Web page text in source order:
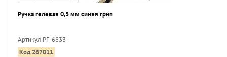
Ручка гелевая 0,5 мм синяя грип
Артикул РГ-6833
Код 267011